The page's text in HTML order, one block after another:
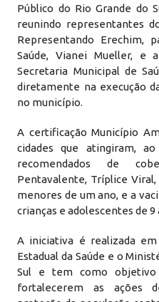
Público do Rio Grande do
reunindo representantes
Representando Erechim,
Saúde, Vianei Mueller, e
Secretaria Municipal de
diretamente na execução
no município.
A certificação Município
cidades que atingiram,
recomendados de
Pentavalente, Tríplice Viral,
menores de um ano, e a
crianças e adolescentes de 9
A iniciativa é realizada
Estadual da Saúde e o
Sul e tem como
fortalecerem as ações